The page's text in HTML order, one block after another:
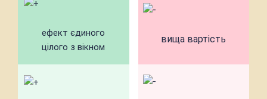
ефект єдиного
цілого з вікном
вища вартість